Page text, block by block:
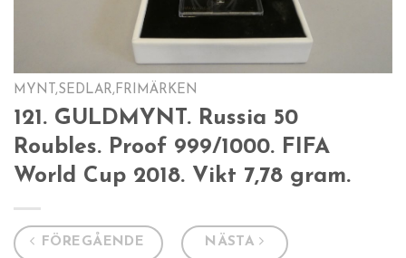
MYNT,SEDLAR,FRIMÄRKEN
121. GULDMYNT. Russia 50
Roubles. Proof 999/1000. FIFA
World Cup 2018. Vikt 7,78 gram.
FÖREGÅENDE NÄSTA